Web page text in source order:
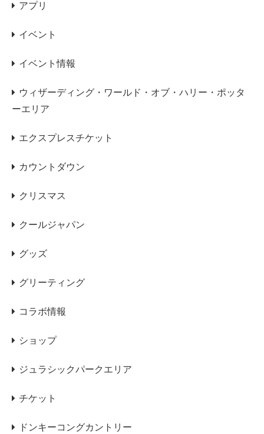
アプリ
イベント
イベント情報
ウィザーディング・ワールド・オブ・ハリー・ポッタ
ーエリア
エクスプレスチケット
カウントダウン
クリスマス
クールジャパン
グッズ
グリーティング
コラボ情報
ショップ
ジュラシックパークエリア
チケット
ドンキーコングカントリー